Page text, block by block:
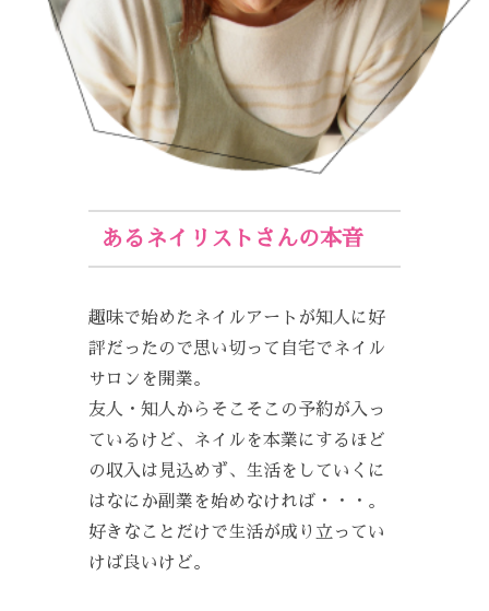
あるネイリストさんの本音
趣味で始めたネイルアートが知人に好
評だったので思い切って自宅でネイル
サロンを開業。
友人・知人からそこそこの予約が入っ
ているけど、ネイルを本業にするほど
の収入は見込めず、生活をしていくに
はなにか副業を始めなければ・・・。
好きなことだけで生活が成り立ってい
けば良いけど。